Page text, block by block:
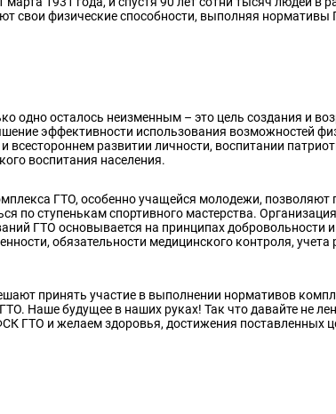
свои физические способности, выполняя нормативы
одно осталось неизменным – это цель создания и
эффективности использования возможностей
всестороннем развитии личности, воспитании
воспитания населения.
ГТО, особенно учащейся молодежи, позволяют
по ступенькам спортивного мастерства.
ГТО основывается на принципах добровольности и
обязательности медицинского контроля, учета
принять участие в выполнении нормативов
Наше будущее в наших руках! Так что давайте не
ГТО и желаем здоровья, достижения поставленных